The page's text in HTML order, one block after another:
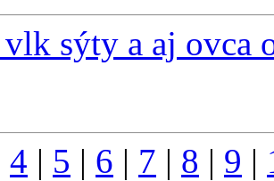
sýty a aj ovca
4 | 5 | 6 | 7 | 8 | 9 |